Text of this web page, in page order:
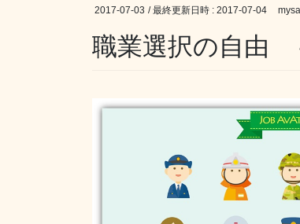
2017-07-03 / 最終更新日時 : 2017-07-04
職業選択の自由